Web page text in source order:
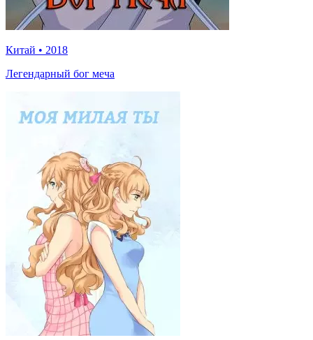
Китай • 2018
Легендарный бог меча